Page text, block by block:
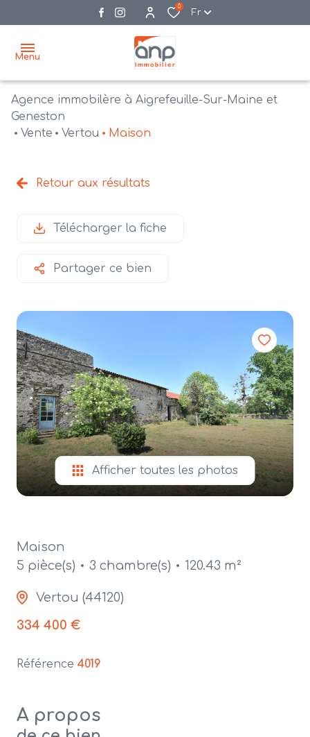
0
Fr
Menu
accueil
vente
agences
alerte
e-
mail
contact
Agence immobilère à Aigrefeuille-Sur-Maine et
Geneston
Vente
Vertou Maison
Retour aux résultats
Télécharger la fiche
Partager ce bien
Afficher toutes les photos
Maison
5 pièce(s)
3 chambre(s) 120.43 m²
Vertou (44120)
334 400 €
Référence 4019
A propos